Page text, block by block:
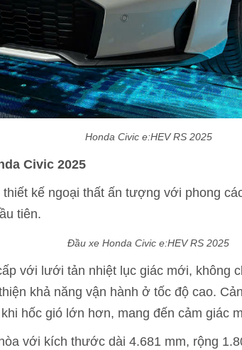
Honda Civic e:HEV RS 2025
Civic 2025
kế ngoại thất ấn tượng với phong
tiên.
Đầu xe Honda Civic e:HEV RS 2025
với lưới tản nhiệt lục giác mới, không
khả năng vận hành ở tốc độ cao.
hốc gió lớn hơn, mang đến cảm giác
với kích thước dài 4.681 mm, rộng